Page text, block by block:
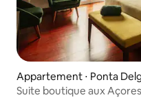
Appartement ⋅ Ponta
Suite boutique aux